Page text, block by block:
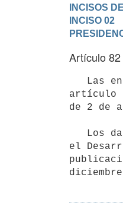
INCISOS
INCISO 02
Artículo 82
artículo
de 2 de
el